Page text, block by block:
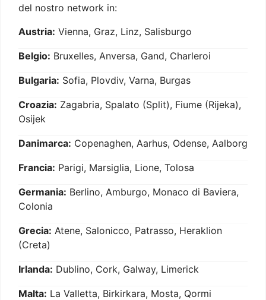
del nostro network in:
Austria: Vienna, Graz, Linz, Salisburgo
Belgio: Bruxelles, Anversa, Gand, Charleroi
Bulgaria: Sofia, Plovdiv, Varna, Burgas
Croazia: Zagabria, Spalato (Split), Fiume (Rijeka),
Osijek
Danimarca: Copenaghen, Aarhus, Odense, Aalborg
Francia: Parigi, Marsiglia, Lione, Tolosa
Germania: Berlino, Amburgo, Monaco di Baviera,
Colonia
Grecia: Atene, Salonicco, Patrasso, Heraklion
(Creta)
Irlanda: Dublino, Cork, Galway, Limerick
Malta: La Valletta, Birkirkara, Mosta, Qormi